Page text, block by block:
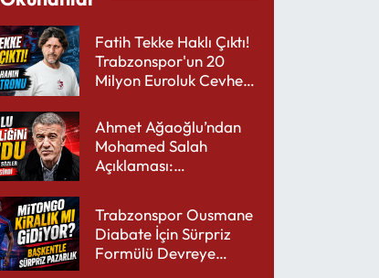
Fatih Tekke Haklı Çıktı!
Trabzonspor'un 20
Milyon Euroluk Cevheri
Ahmet Ağaoğlu’ndan
Mohamed Salah
Açıklaması:
Trabzonspor Ousmane
Diabate İçin Sürpriz
Formülü Devreye